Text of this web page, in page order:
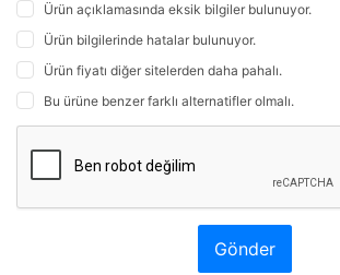
Ürün açıklamasında eksik bilgiler bulunuyor.
Ürün bilgilerinde hatalar bulunuyor.
Ürün fiyatı diğer sitelerden daha pahalı.
Bu ürüne benzer farklı alternatifler olmalı.
Gönder